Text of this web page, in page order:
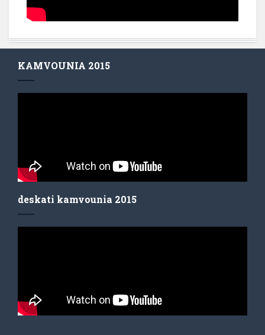
KAMVOUNIA 2015
deskati kamvounia 2015